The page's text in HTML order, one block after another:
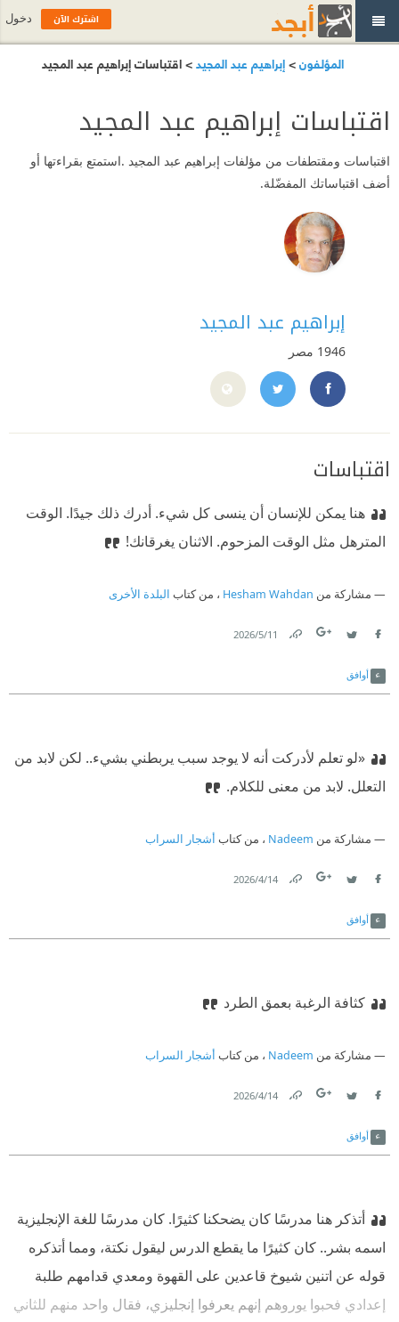
المؤلفون>إبراهيم عبد المجيد> اقتباسات إبراهيم عبد المجيد
اقتباسات إبراهيم عبد المجيد
اقتباسات ومقتطفات من مؤلفات إبراهيم عبد المجيد .استمتع بقراءتها أو
أضف اقتباساتك المفضّلة.
إبراهيم عبد المجيد
1946 مصر
231241866913235
https://twitter.com/ibmeguid
اقتباسات
هنا يمكن للإنسان أن ينسى كل شيء. أدرك ذلك جيدًا. الوقت
المترهل مثل الوقت المزحوم. الاثنان يغرقانك!
مشاركة من Hesham Wahdan ، من كتاب البلدة الأخرى
11‏/5‏/2026
أوافق
«لو تعلم لأدركت أنه لا يوجد سبب يربطني بشيء.. لكن لابد من
التعلل. لابد من معنى للكلام.
مشاركة من Nadeem ، من كتاب أشجار السراب
14‏/4‏/2026
أوافق
كثافة الرغبة بعمق الطرد
مشاركة من Nadeem ، من كتاب أشجار السراب
14‏/4‏/2026
أوافق
أتذكر هنا مدرسًا كان يضحكنا كثيرًا. كان مدرسًا للغة الإنجليزية
اسمه بشر.. كان كثيرًا ما يقطع الدرس ليقول نكتة، ومما أتذكره
قوله عن اتنين شيوخ قاعدين على القهوة ومعدي قدامهم طلبة
إعدادي فحبوا يوروهم إنهم يعرفوا إنجليزي، فقال واحد منهم للثاني
اشترك الآن دخول